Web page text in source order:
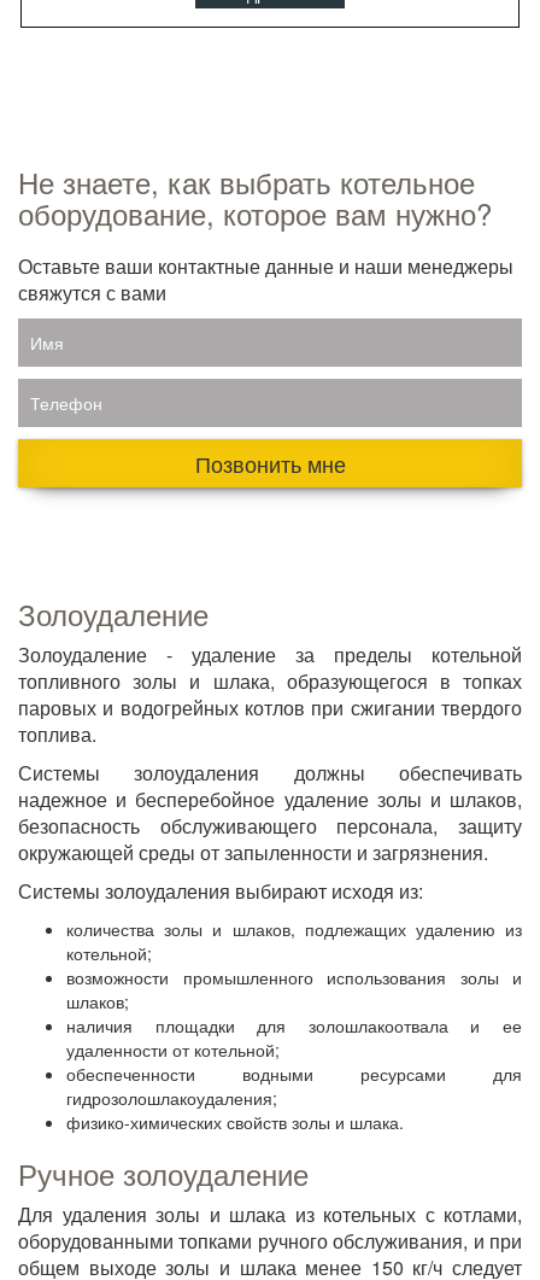
Не знаете, как выбрать котельное
оборудование, которое вам нужно?
Оставьте ваши контактные данные и наши менеджеры
свяжутся с вами
Имя
Телефон
Позвонить мне
Золоудаление
Золоудаление - удаление за пределы котельной
топливного золы и шлака, образующегося в топках
паровых и водогрейных котлов при сжигании твердого
топлива.
Системы золоудаления должны обеспечивать
надежное и бесперебойное удаление золы и шлаков,
безопасность обслуживающего персонала, защиту
окружающей среды от запыленности и загрязнения.
Системы золоудаления выбирают исходя из:
количества золы и шлаков, подлежащих удалению из
котельной;
возможности промышленного использования золы и
шлаков;
наличия площадки для золошлакоотвала и ее
удаленности от котельной;
обеспеченности водными ресурсами для
гидрозолошлакоудаления;
физико-химических свойств золы и шлака.
Ручное золоудаление
Для удаления золы и шлака из котельных с котлами,
оборудованными топками ручного обслуживания, и при
общем выходе золы и шлака менее 150 кг/ч следует